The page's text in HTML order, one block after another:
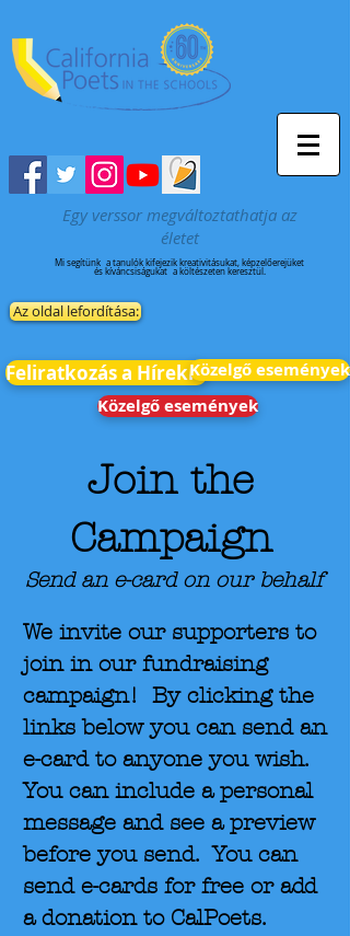
Egy verssor megváltoztathatja az
életet
Mi segítünk a tanulók kifejezik kreativitásukat, képzelőerejüket
és kíváncsiságukat a költészeten keresztül.
Az oldal lefordítása:
Feliratkozás a HírekreKözelgő események
Közelgő események
Join the
Campaign
Send an e-card on our behalf
We invite our supporters to
join in our fundraising
campaign! By clicking the
links below you can send an
e-card to anyone you wish.
You can include a personal
message and see a preview
before you send. You can
send e-cards for free or add
a donation to CalPoets.